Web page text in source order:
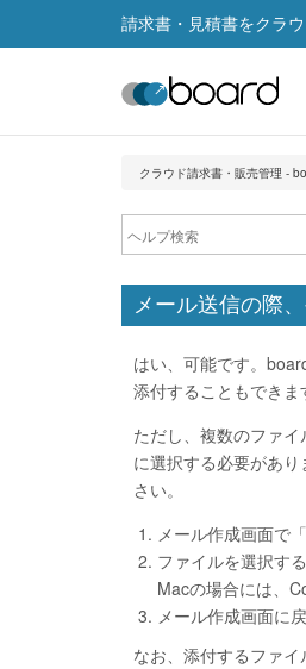
請求書・見積書をクラ
クラウド請求書・販売管理 -
メール送信の際
はい、可能です。
添付することもできま
ただし、複数のファ
に選択する必要があ
さい。
メール作成画面で
ファイルを選択す
Macの場合には、
メール作成画面に
なお、添付するファ